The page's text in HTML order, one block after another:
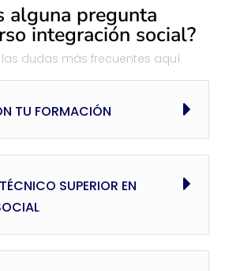
alguna pregunta
integración social?
dudas más frecuentes aquí
TU FORMACIÓN
SUPERIOR EN